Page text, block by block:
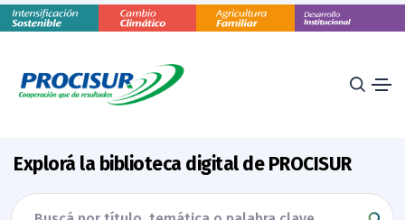
Explorá la biblioteca digital de PROCISUR